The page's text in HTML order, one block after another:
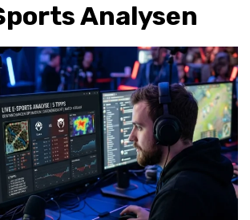
Analysen